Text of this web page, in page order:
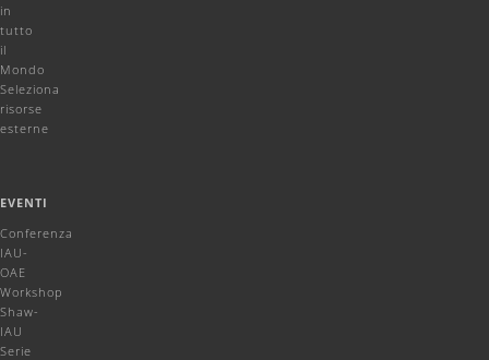
in
tutto
il
Mondo
Seleziona
risorse
esterne
EVENTI
Conferenza
IAU-
OAE
Workshop
Shaw-
IAU
Serie